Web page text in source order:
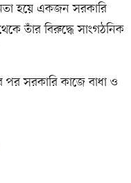
হয়ে একজন সরকারি
তাঁর বিরুদ্ধে সাংগঠনিক
পর সরকারি কাজে বাধা ও